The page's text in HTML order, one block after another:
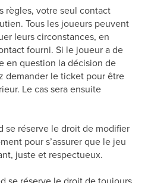
règles, votre seul contact
Tous les joueurs peuvent
leurs circonstances, en
fourni. Si le joueur a de
en question la décision de
demander le ticket pour être
Le cas sera ensuite
se réserve le droit de modifier
pour s’assurer que le jeu
juste et respectueux.